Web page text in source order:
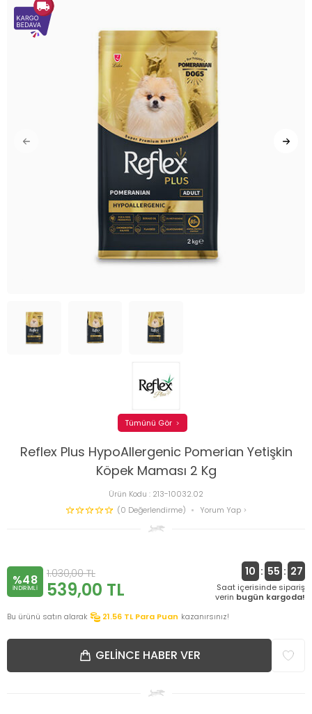
Reflex Plus HypoAllergenic Pomerian Yetişkin
Köpek Maması 2 Kg
Ürün Kodu : 213-10032.02
(0 Değerlendirme)
Yorum Yap
Tümünü Gör
%48
INDIRIMLI
1.030,00TL
539,00 TL
10 : 55 : 27
Saat içerisinde sipariş
verin bugün kargoda!
Bu ürünü satın alarak
21.56 TL Para Puan kazanırsınız!
GELINCE HABER VER